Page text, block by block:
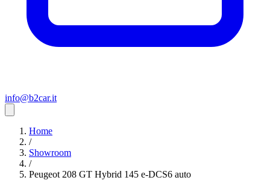
info@b2car.it
Home
/
Showroom
/
Peugeot 208 GT Hybrid 145 e-DCS6 auto